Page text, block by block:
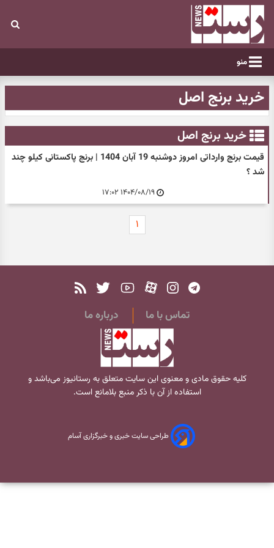
منو
خرید برنج اصل
خرید برنج اصل
قیمت برنج وارداتی امروز دوشنبه 19 آبان 1404 | برنج پاکستانی کیلو چند
شد ؟
۱۴۰۴/۰۸/۱۹ ۱۷:۰۲
۱
تماس با ما درباره ما
کلیه حقوق مادی و معنوی این سایت متعلق به رستانیوز می‌باشد و
استفاده از آن با ذکر منبع بلامانع است.
طراحی سایت خبری و خبرگزاری آسام